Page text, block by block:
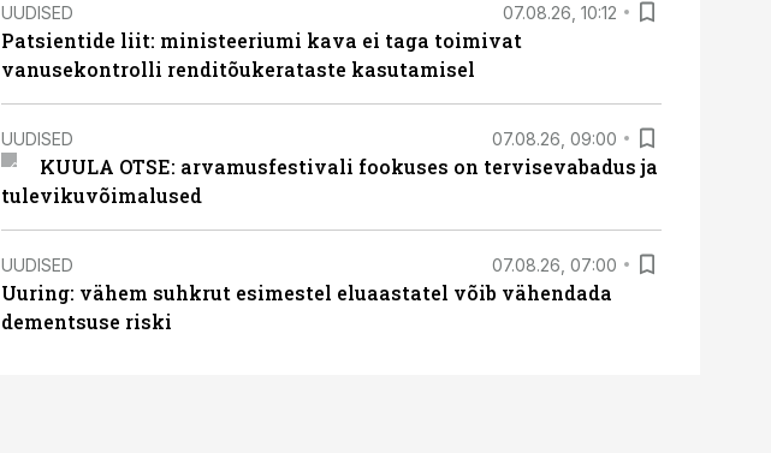
UUDISED 07.08.26, 10:12
Patsientide liit: ministeeriumi kava ei taga toimivat
vanusekontrolli renditõukerataste kasutamisel
UUDISED 07.08.26, 09:00
KUULA OTSE: arvamusfestivali fookuses on tervisevabadus ja
tulevikuvõimalused
UUDISED 07.08.26, 07:00
Uuring: vähem suhkrut esimestel eluaastatel võib vähendada
dementsuse riski